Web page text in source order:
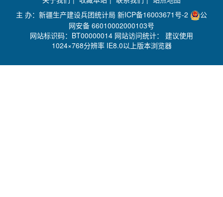
主 办：新疆生产建设兵团统计局 新ICP备16003671号-2
公
网安备 66010002000103号
网站标识码：BT00000014 网站访问统计： 建议使用
1024×768分辨率 IE8.0以上版本浏览器